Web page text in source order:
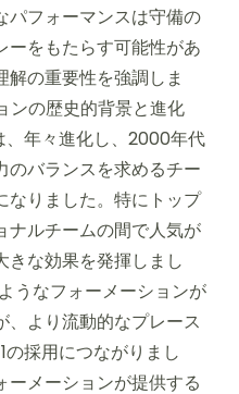
パフォーマンスは守備の
ーをもたらす可能性があ
解の重要性を強調しま
の歴史的背景と進化
年々進化し、2000年代
のバランスを求めるチー
なりました。特にトップ
ナルチームの間で人気が
きな効果を発揮しまし
うなフォーメーションが
より流動的なプレース
採用につながりまし
ーメーションが提供する